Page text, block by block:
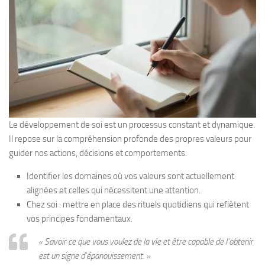
Le développement de soi est un processus constant et dynamique.
Il repose sur la compréhension profonde des propres valeurs pour
guider nos actions, décisions et comportements.
Identifier les domaines où vos valeurs sont actuellement
alignées et celles qui nécessitent une attention.
Chez soi : mettre en place des rituels quotidiens qui reflètent
vos principes fondamentaux.
« Savoir ce que vous voulez de la vie et être capable de l’obtenir
est un signe d’épanouissement. »